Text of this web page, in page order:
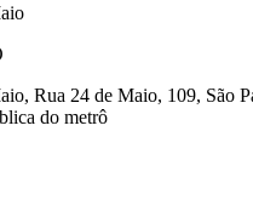
Rua 24 de Maio, 109, São
do metrô